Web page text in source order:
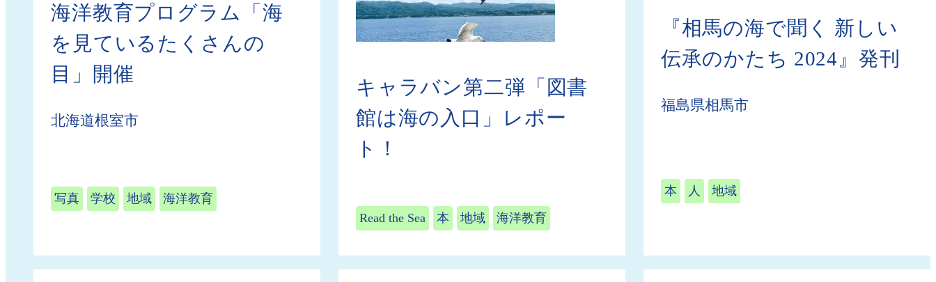
海洋教育プログラム「海
を見ているたくさんの
目」開催
北海道根室市
写真 学校 地域 海洋教育
キャラバン第二弾「図書
館は海の入口」レポー
ト！
Read the Sea 本 地域 海洋教育
『相馬の海で聞く 新しい
伝承のかたち 2024』発刊
福島県相馬市
本 人 地域